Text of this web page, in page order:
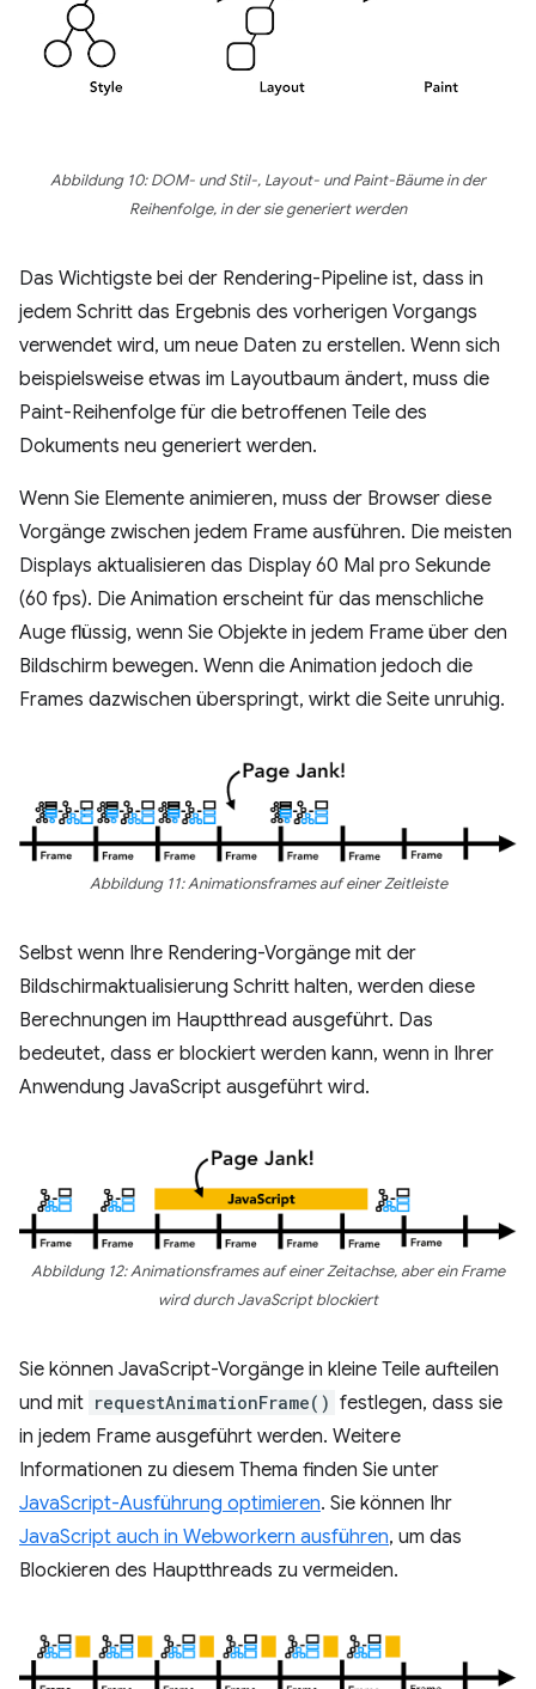
Abbildung 10: DOM- und Stil-, Layout- und Paint-Bäume in der
Reihenfolge, in der sie generiert werden
Das Wichtigste bei der Rendering-Pipeline ist, dass in
jedem Schritt das Ergebnis des vorherigen Vorgangs
verwendet wird, um neue Daten zu erstellen. Wenn sich
beispielsweise etwas im Layoutbaum ändert, muss die
Paint-Reihenfolge für die betroffenen Teile des
Dokuments neu generiert werden.
Wenn Sie Elemente animieren, muss der Browser diese
Vorgänge zwischen jedem Frame ausführen. Die meisten
Displays aktualisieren das Display 60 Mal pro Sekunde
(60 fps). Die Animation erscheint für das menschliche
Auge flüssig, wenn Sie Objekte in jedem Frame über den
Bildschirm bewegen. Wenn die Animation jedoch die
Frames dazwischen überspringt, wirkt die Seite unruhig.
Abbildung 11: Animationsframes auf einer Zeitleiste
Selbst wenn Ihre Rendering-Vorgänge mit der
Bildschirmaktualisierung Schritt halten, werden diese
Berechnungen im Hauptthread ausgeführt. Das
bedeutet, dass er blockiert werden kann, wenn in Ihrer
Anwendung JavaScript ausgeführt wird.
Abbildung 12: Animationsframes auf einer Zeitachse, aber ein Frame
wird durch JavaScript blockiert
Sie können JavaScript-Vorgänge in kleine Teile aufteilen
und mit requestAnimationFrame() festlegen, dass sie
in jedem Frame ausgeführt werden. Weitere
Informationen zu diesem Thema finden Sie unter
JavaScript-Ausführung optimieren. Sie können Ihr
JavaScript auch in Webworkern ausführen, um das
Blockieren des Hauptthreads zu vermeiden.